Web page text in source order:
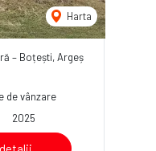
Harta
– Boțești, Argeș
de vânzare
2025